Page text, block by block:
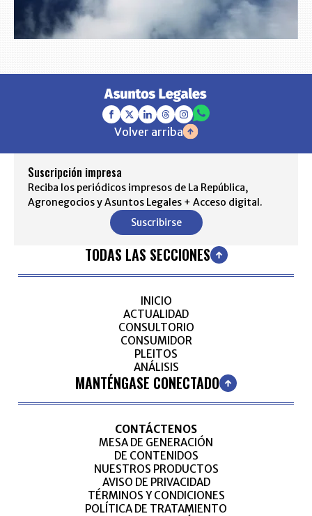
Volver arriba
Suscripción impresa
Reciba los periódicos impresos de La República,
Agronegocios y Asuntos Legales + Acceso digital.
Suscribirse
TODAS LAS SECCIONES
INICIO
ACTUALIDAD
CONSULTORIO
CONSUMIDOR
PLEITOS
ANÁLISIS
MANTÉNGASE CONECTADO
CONTÁCTENOS
MESA DE GENERACIÓN
DE CONTENIDOS
NUESTROS PRODUCTOS
AVISO DE PRIVACIDAD
TÉRMINOS Y CONDICIONES
POLÍTICA DE TRATAMIENTO